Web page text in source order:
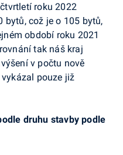
roku 2022
bytů, což je o 105 bytů,
období roku 2021
tak náš kraj
v počtu nově
pouze již
druhu stavby podle